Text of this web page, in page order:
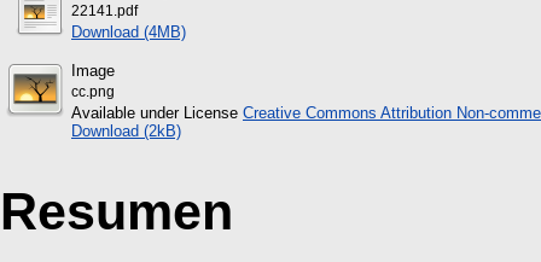
22141.pdf
Download (4MB)
Image
cc.png
Available under License Creative Commons Attribution Non-
Download (2kB)
Resumen